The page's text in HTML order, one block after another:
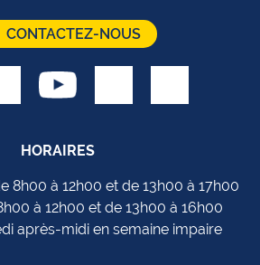
CONTACTEZ-NOUS
HORAIRES
8h00 à 12h00 et de 13h00 à 17h00
à 12h00 et de 13h00 à 16h00
après-midi en semaine impaire